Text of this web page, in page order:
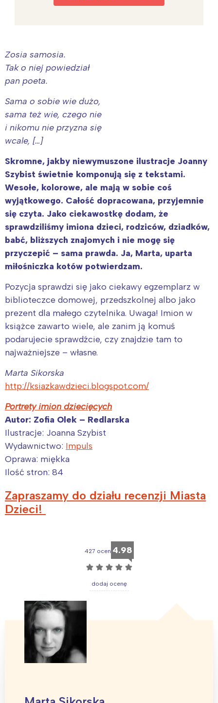
Zosia samosia.
Tak o niej powiedział
pan poeta.
Sama o sobie wie dużo,
sama też wie, czego nie
i nikomu nie przyzna się
wcale, […]
Skromne, jakby niewymuszone ilustracje Joanny
Szybist świetnie komponują się z tekstami.
Wesołe, kolorowe, ale mają w sobie coś
wyjątkowego. Całość dopracowana, przyjemnie
się czyta. Jako ciekawostkę dodam, że
sprawdziliśmy imiona dzieci, rodziców, dziadków,
babć, bliższych znajomych i nie mogę się
przyczepić – sama prawda. Ja, Marta, uparta
miłośniczka kotów potwierdzam.
Pozycja sprawdzi się jako ciekawy egzemplarz w
biblioteczce domowej, przedszkolnej albo jako
prezent dla małego czytelnika. Uwaga! Imion w
książce zawarto wiele, ale zanim ją komuś
podarujecie sprawdźcie, czy znajdzie tam to
najważniejsze – własne.
Marta Sikorska
http://ksiazkawdzieci.blogspot.com/
Portrety imion dziecięcych
Autor: Zofia Olek – Redlarska
Ilustracje: Joanna Szybist
Wydawnictwo: Impuls
Oprawa: miękka
Ilość stron: 84
Zapraszamy do działu recenzji Miasta
Dzieci!
427 ocen 4.98
☆ ☆ ☆ ☆ ☆
dodaj ocenę
Interesują mnie wydarzenia z